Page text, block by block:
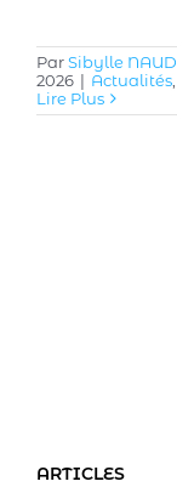
ParSibylle
2026 | Actualités,
Lire Plus
ARTICLES